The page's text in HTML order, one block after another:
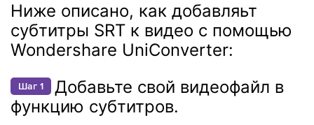
Ниже описано, как добавляьт
субтитры SRT к видео с помощью
Wondershare UniConverter:
Шаг 1
Добавьте свой видеофайл в
функцию субтитров.